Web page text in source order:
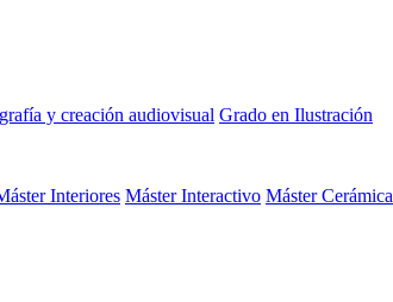
y creación audiovisual Grado en Ilustración
Interiores Máster Interactivo Máster Cerámica